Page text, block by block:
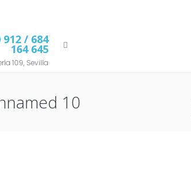
912 / 684
164 645
109, Sevilla
10